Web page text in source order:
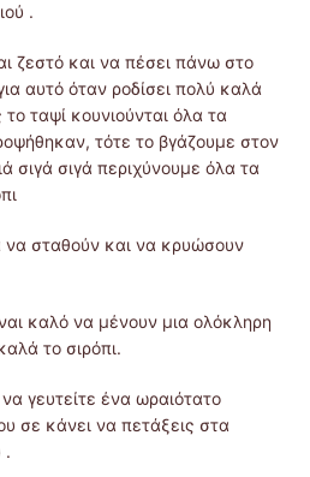
.
ζεστό και να πέσει πάνω στο
αυτό όταν ροδίσει πολύ καλά
ταψί κουνιούνται όλα τα
τότε το βγάζουμε στον
σιγά σιγά περιχύνουμε όλα τα
να σταθούν και να κρυώσουν
καλό να μένουν μια ολόκληρη
το σιρόπι.
γευτείτε ένα ωραιότατο
σε κάνει να πετάξεις στα
.